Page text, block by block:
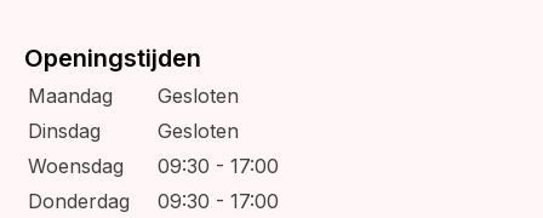
Openingstijden
Maandag
Gesloten
Dinsdag
Gesloten
Woensdag
09:30 - 17:00
Donderdag
09:30 - 17:00